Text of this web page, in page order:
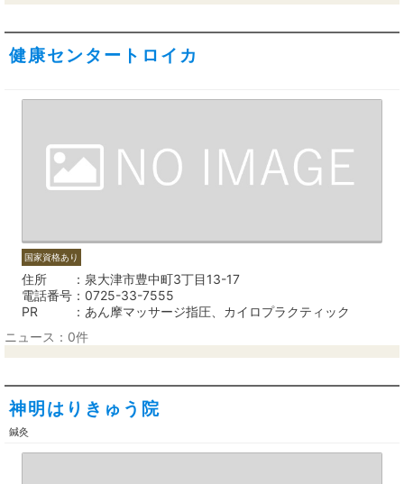
健康センタートロイカ
国家資格あり
住所
泉大津市豊中町3丁目13-17
電話番号
0725-33-7555
PR
あん摩マッサージ指圧、カイロプラクティック
ニュース：0件
神明はりきゅう院
鍼灸